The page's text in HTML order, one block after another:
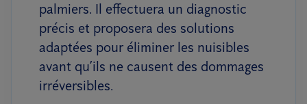
palmiers. Il effectuera un diagnostic
précis et proposera des solutions
adaptées pour éliminer les nuisibles
avant qu’ils ne causent des dommages
irréversibles.